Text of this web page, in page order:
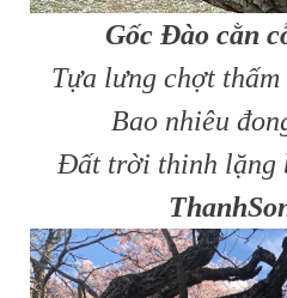
Gốc Đào cằn
Tựa lưng chợt
Bao nhiêu
Đất trời thinh lặng